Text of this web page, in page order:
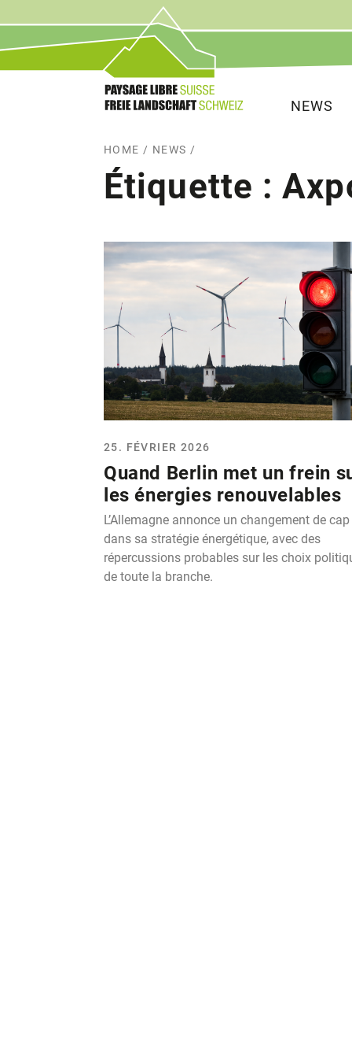
NEWS
HOME / NEWS /
Étiquette :
25. FÉVRIER 2026
Quand Berlin met un frein
les énergies renouvelables
L’Allemagne annonce un changement de cap
dans sa stratégie énergétique, avec des
répercussions probables sur les choix
de toute la branche.